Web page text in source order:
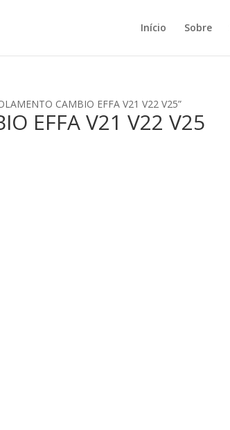
Início Sobre
CAMBIO EFFA V21 V22 V25”
EFFA V21 V22 V25